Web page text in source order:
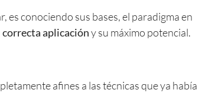
es conociendo sus bases, el paradigma en
correcta aplicacióny su máximo potencial.
afines a las técnicas que ya había